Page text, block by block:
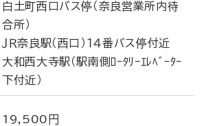
白土町西口バス停（奈良営業所内待
合所）
ＪＲ奈良駅（西口）１４番バス停付近
大和西大寺駅（駅南側ﾛｰﾀﾘｰｴﾚﾍﾞｰﾀｰ
下付近）
19,500円